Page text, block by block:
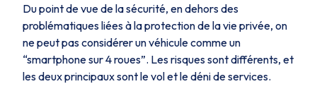
Du point de vue de la sécurité, en dehors des
problématiques liées à la protection de la vie privée, on
ne peut pas considérer un véhicule comme un
“smartphone sur 4 roues”. Les risques sont différents, et
les deux principaux sont le vol et le déni de services.